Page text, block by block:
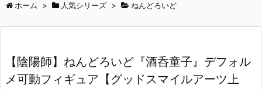
ホーム > 人気シリーズ > ねんどろいど
【陰陽師】ねんどろいど『酒呑童子』デフォル
メ可動フィギュア【グッドスマイルアーツ上